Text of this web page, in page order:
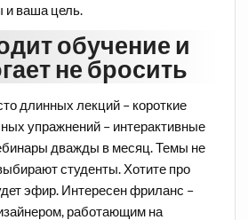
и ваша цель.
обучение и
не бросить
длинных лекций – короткие
упражнений – интерактивные
дважды в месяц. Темы не
студенты. Хотите про
эфир. Интересен фриланс –
работающим на